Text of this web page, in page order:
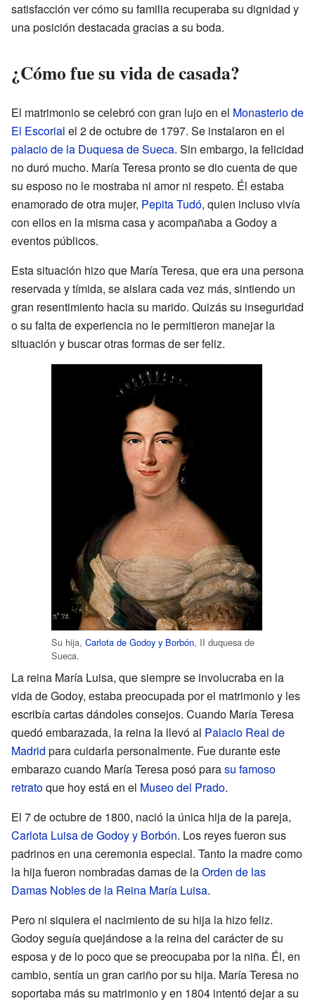
satisfacción ver cómo su familia recuperaba su dignidad y
una posición destacada gracias a su boda.
¿Cómo fue su vida de casada?
El matrimonio se celebró con gran lujo en el Monasterio de
El Escorial el 2 de octubre de 1797. Se instalaron en el
palacio de la Duquesa de Sueca. Sin embargo, la felicidad
no duró mucho. María Teresa pronto se dio cuenta de que
su esposo no le mostraba ni amor ni respeto. Él estaba
enamorado de otra mujer, Pepita Tudó, quien incluso vivía
con ellos en la misma casa y acompañaba a Godoy a
eventos públicos.
Esta situación hizo que María Teresa, que era una persona
reservada y tímida, se aislara cada vez más, sintiendo un
gran resentimiento hacia su marido. Quizás su inseguridad
o su falta de experiencia no le permitieron manejar la
situación y buscar otras formas de ser feliz.
Su hija, Carlota de Godoy y Borbón, II duquesa de
Sueca.
La reina María Luisa, que siempre se involucraba en la
vida de Godoy, estaba preocupada por el matrimonio y les
escribía cartas dándoles consejos. Cuando María Teresa
quedó embarazada, la reina la llevó al Palacio Real de
Madrid para cuidarla personalmente. Fue durante este
embarazo cuando María Teresa posó parasu famoso
retratoque hoy está en el Museo del Prado.
El 7 de octubre de 1800, nació la única hija de la pareja,
Carlota Luisa de Godoy y Borbón. Los reyes fueron sus
padrinos en una ceremonia especial. Tanto la madre como
la hija fueron nombradas damas de laOrden de las
Damas Nobles de la Reina María Luisa.
Pero ni siquiera el nacimiento de su hija la hizo feliz.
Godoy seguía quejándose a la reina del carácter de su
esposa y de lo poco que se preocupaba por la niña. Él, en
cambio, sentía un gran cariño por su hija. María Teresa no
soportaba más su matrimonio y en 1804 intentó dejar a su